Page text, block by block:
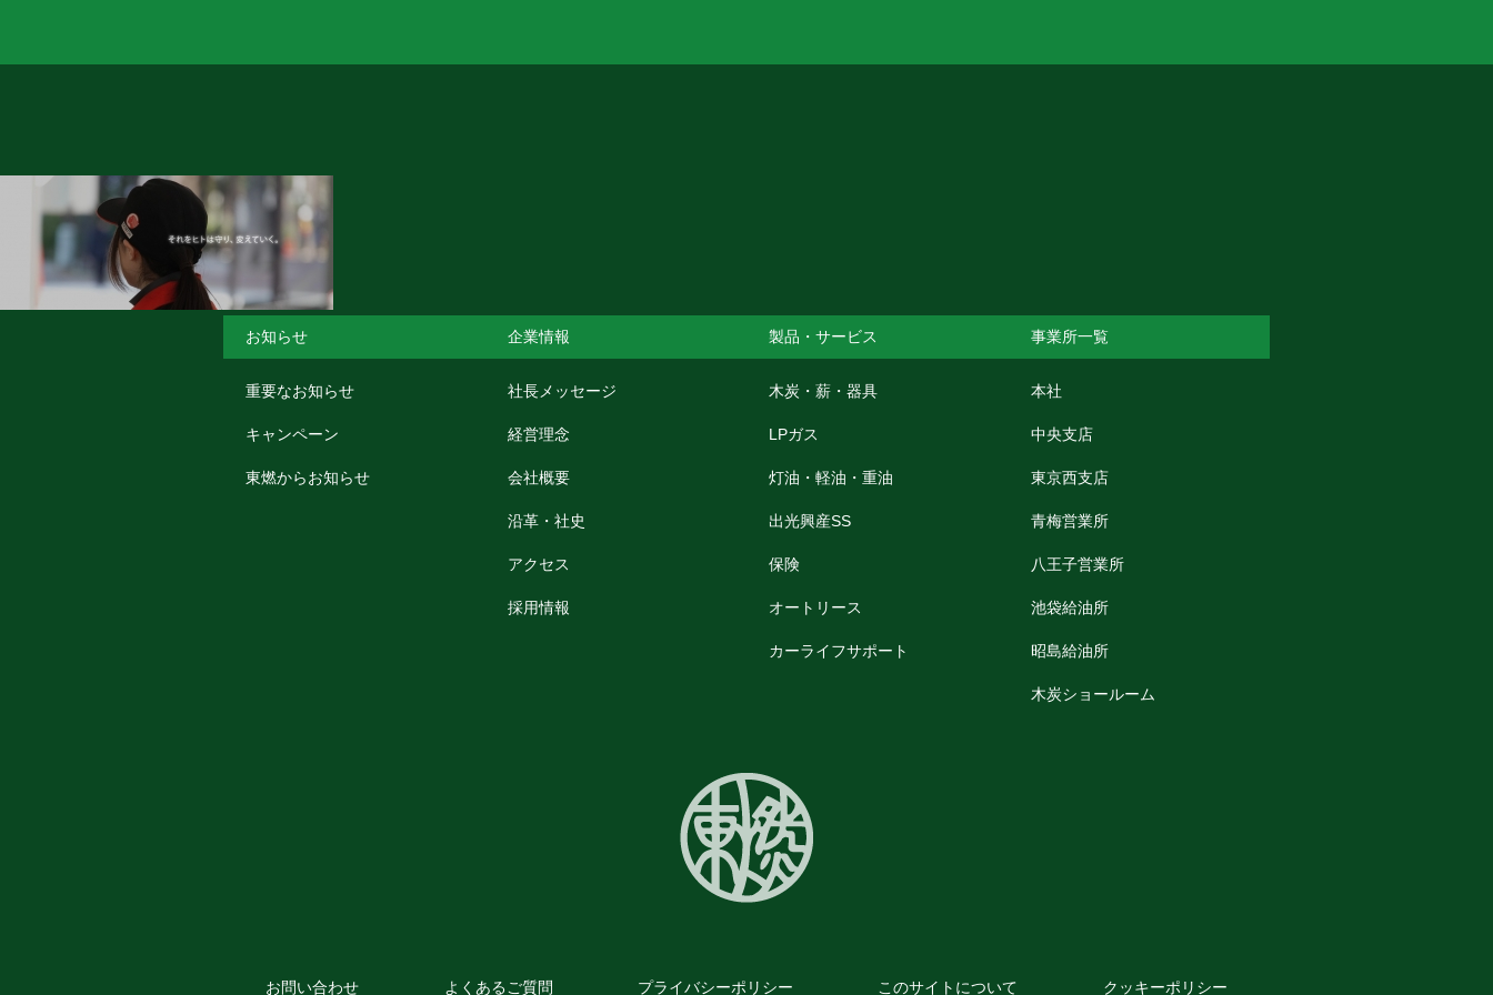
お知らせ
重要なお知らせ
キャンペーン
東燃からお知らせ
企業情報
社長メッセージ
経営理念
会社概要
沿革・社史
アクセス
採用情報
製品・サービス
木炭・薪・器具
LPガス
灯油・軽油・重油
出光興産SS
保険
オートリース
カーライフサポート
事業所一覧
本社
中央支店
東京西支店
青梅営業所
八王子営業所
池袋給油所
昭島給油所
木炭ショールーム
お問い合わせ よくあるご質問 プライバシーポリシー このサイトについて クッキーポリシー